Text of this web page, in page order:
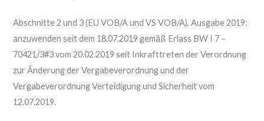
Abschnitte 2 und 3 (EU VOB/A und VS VOB/A), Ausgabe 2019:
anzuwenden seit dem 18.07.2019 gemäß Erlass BW I 7 –
70421/3#3 vom 20.02.2019 seit Inkrafttreten der Verordnung
zur Änderung der Vergabeverordnung und der
Vergabeverordnung Verteidigung und Sicherheit vom
12.07.2019.